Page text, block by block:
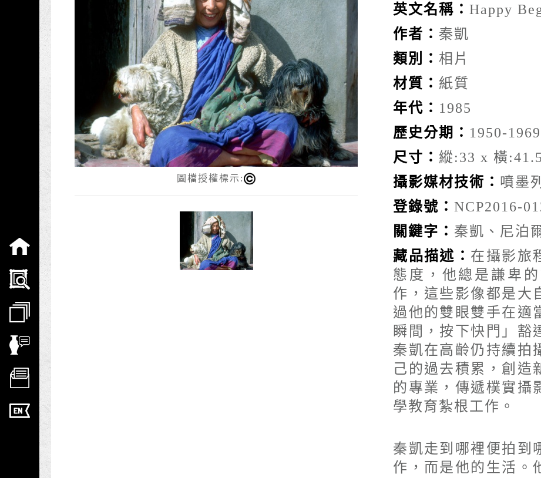
圖檔授權標示:
英文名稱：Happy
作者： 秦凱
類別： 相片
材質： 紙質
年代： 1985
歷史分期： 1950-1969
尺寸： 縱:33 x 橫
攝影媒材技術： 噴墨
登錄號：NCP2016-
關鍵字： 秦凱、尼泊
藏品描述： 在攝影旅
態度，他總是謙卑
作，這些影像都是大
過他的雙眼雙手在適
瞬間，按下快門」豁
秦凱在高齡仍持續拍
己的過去積累，創造
的專業，傳遞樸實攝
學教育紮根工作。
秦凱走到哪裡便拍到
作，而是他的生活。